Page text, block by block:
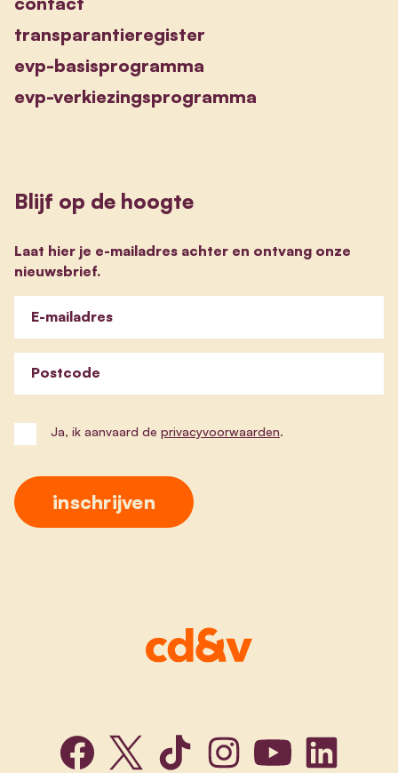
transparantieregister
evp-basisprogramma
evp-verkiezingsprogramma
Blijf op de hoogte
Laat hier je e-mailadres achter en ontvang onze
nieuwsbrief.
E-mailadres
Postcode
Ja, ik aanvaard de privacyvoorwaarden.